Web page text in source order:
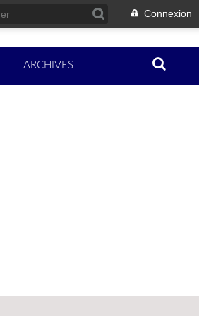
Connexion
ARCHIVES